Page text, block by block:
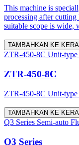
This machine is
processing after
suitable scope is wide,
TAMBAHKAN KE
ZTR-450-8C Unit-
ZTR-450-8C
ZTR-450-8C Unit-
TAMBAHKAN KE
Q3 Series Semi-auto
Q3 Series